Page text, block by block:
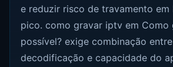
e reduzir risco de travamento em
pico. como gravar iptv em Como
possível? exige combinação
decodificação e capacidade do